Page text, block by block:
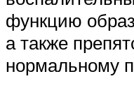
функцию
а также
нормальному